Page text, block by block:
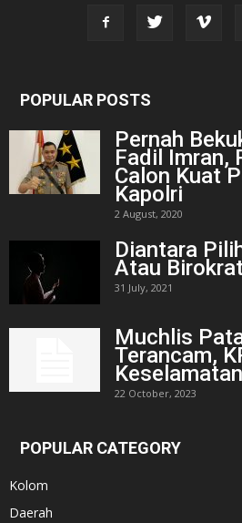
POPULAR POSTS
Pernah
Fadil Imran,
Calon Kuat
Kapolri
2 August, 2020
Diantara
Atau Birokrat
31 July, 2021
Muchlis
Terancam,
22 October, 2023
POPULAR CATEGORY
Kolom
Daerah